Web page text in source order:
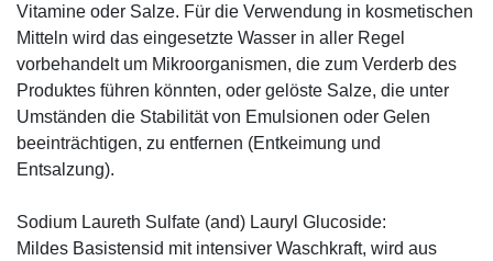
Vitamine oder Salze. Für die Verwendung in kosmetischen
Mitteln wird das eingesetzte Wasser in aller Regel
vorbehandelt um Mikroorganismen, die zum Verderb des
Produktes führen könnten, oder gelöste Salze, die unter
Umständen die Stabilität von Emulsionen oder Gelen
beeinträchtigen, zu entfernen (Entkeimung und
Entsalzung).
Sodium Laureth Sulfate (and) Lauryl Glucoside:
Mildes Basistensid mit intensiver Waschkraft, wird aus